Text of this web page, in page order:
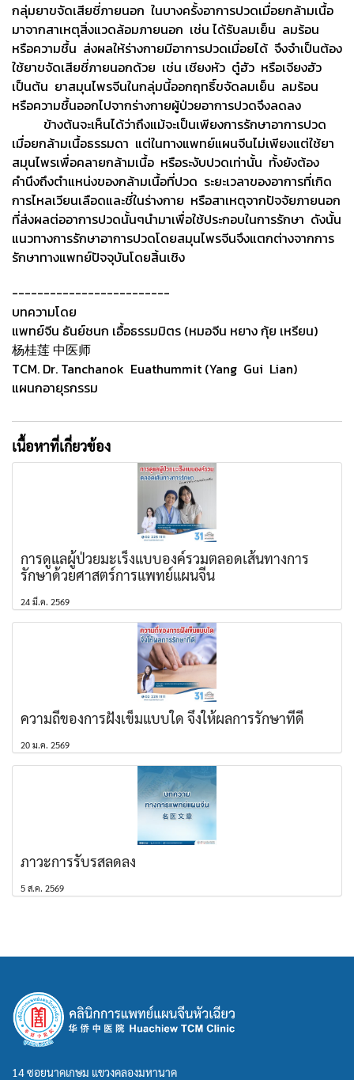
กลุ่มยาขจัดเสียชี่ภายนอก ในบางครั้งอาการปวดเมื่อยกล้ามเนื้อ
มาจากสาเหตุสิ่งแวดล้อมภายนอก เช่น ได้รับลมเย็น ลมร้อน
หรือความชื้น ส่งผลให้ร่างกายมีอาการปวดเมื่อยได้ จึงจำเป็นต้อง
ใช้ยาขจัดเสียชี่ภายนอกด้วย เช่น เชียงหัว ตู๋ฮัว หรือเจียงฮัว
เป็นต้น ยาสมุนไพรจีนในกลุ่มนี้ออกฤทธิ์ขจัดลมเย็น ลมร้อน
หรือความชื้นออกไปจากร่างกายผู้ป่วยอาการปวดจึงลดลง
ข้างต้นจะเห็นได้ว่าถึงแม้จะเป็นเพียงการรักษาอาการปวด
เมื่อยกล้ามเนื้อธรรมดา แต่ในทางแพทย์แผนจีนไม่เพียงแต่ใช้ยา
สมุนไพรเพื่อคลายกล้ามเนื้อ หรือระงับปวดเท่านั้น ทั้งยังต้อง
คำนึงถึงตำแหน่งของกล้ามเนื้อที่ปวด ระยะเวลาของอาการที่เกิด
การไหลเวียนเลือดและชี่ในร่างกาย หรือสาเหตุจากปัจจัยภายนอก
ที่ส่งผลต่ออาการปวดนั้นๆนำมาเพื่อใช้ประกอบในการรักษา ดังนั้น
แนวทางการรักษาอาการปวดโดยสมุนไพรจีนจึงแตกต่างจากการ
รักษาทางแพทย์ปัจจุบันโดยสิ้นเชิง
-------------------------
บทความโดย
แพทย์จีน ธันย์ชนก เอื้อธรรมมิตร (หมอจีน หยาง กุ้ย เหรียน)
杨桂莲 中医师
TCM. Dr. Tanchanok Euathummit (Yang Gui Lian)
แผนกอายุรกรรม
เนื้อหาที่เกี่ยวข้อง
การดูแลผู้ป่วยมะเร็งแบบองค์รวมตลอดเส้นทางการ
รักษาด้วยศาสตร์การแพทย์แผนจีน
24 มี.ค. 2569
ความถี่ของการฝังเข็มแบบใด จึงให้ผลการรักษาที่ดี
20 ม.ค. 2569
ภาวะการรับรสลดลง
5 ส.ค. 2569
14 ซอยนาคเกษม แขวงคลองมหานาค